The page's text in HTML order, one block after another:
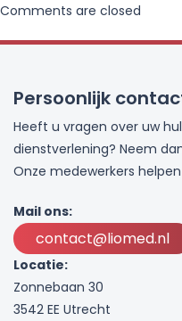
Comments are closed
Persoonlijk
Heeft u vragen over uw
dienstverlening? Neem
Onze medewerkers
Mail ons:
contact@liomed.nl
Locatie:
Zonnebaan 30
3542 EE Utrecht